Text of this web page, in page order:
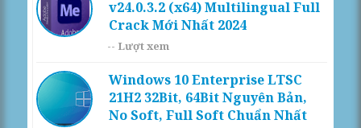
v24.0.3.2 (x64) Multilingual Full
Crack Mới Nhất 2024
-- Lượt xem
Windows 10 Enterprise LTSC
21H2 32Bit, 64Bit Nguyên Bản,
No Soft, Full Soft Chuẩn Nhất